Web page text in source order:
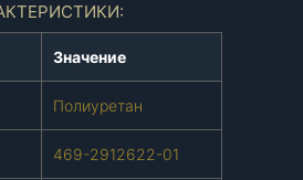
Значение
Полиуретан
469-2912622-01